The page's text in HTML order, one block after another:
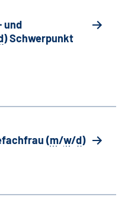
und
) Schwerpunkt
(m/w/d)